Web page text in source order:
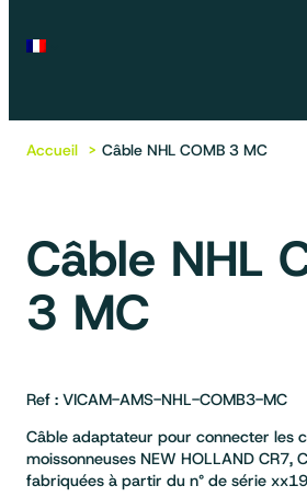
Accueil Câble NHL COMB 3 MC
Câble NHL
3 MC
Ref : VICAM-AMS-NHL-COMB3-MC
Câble adaptateur pour connecter les
moissonneuses NEW HOLLAND CR7,
fabriquées à partir du n° de série